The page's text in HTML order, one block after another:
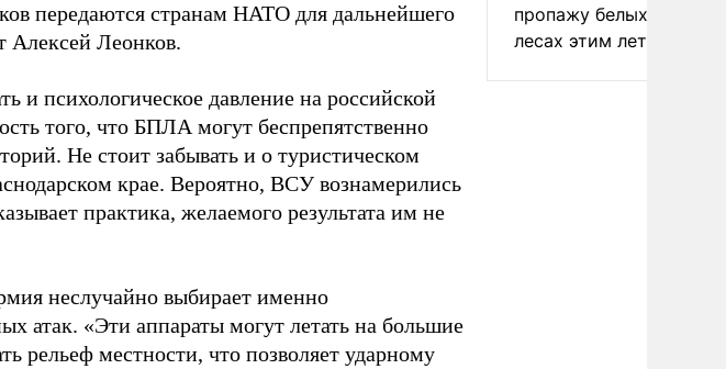
передаются странам НАТО для дальнейшего
Алексей Леонков.
и психологическое давление на российской
того, что БПЛА могут беспрепятственно
Не стоит забывать и о туристическом
крае. Вероятно, ВСУ вознамерились
практика, желаемого результата им не
неслучайно выбирает именно
атак. «Эти аппараты могут летать на большие
рельеф местности, что позволяет ударному
пропажу белых грибов
лесах этим летом